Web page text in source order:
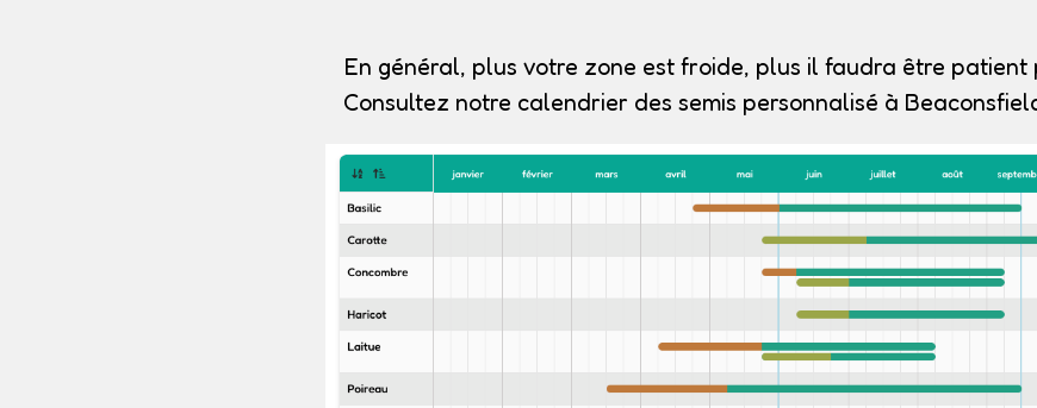
En général, plus votre zone est froide, plus il faudra être patient
Consultez notre calendrier des semis personnalisé à